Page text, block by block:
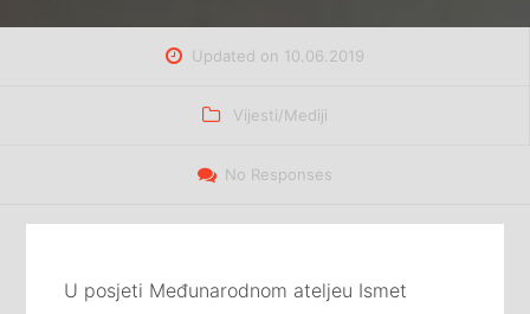
Updated on 10.06.2019
Categories
Vijesti/Mediji
No Responses
U posjeti Međunarodnom ateljeu Ismet